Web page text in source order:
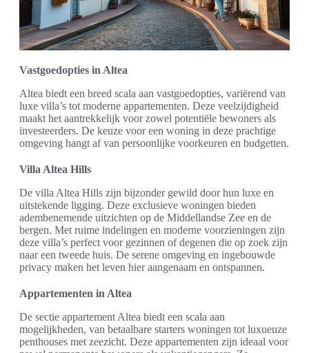
Vastgoedopties in Altea
Altea biedt een breed scala aan vastgoedopties, variërend van
luxe villa’s tot moderne appartementen. Deze veelzijdigheid
maakt het aantrekkelijk voor zowel potentiële bewoners als
investeerders. De keuze voor een woning in deze prachtige
omgeving hangt af van persoonlijke voorkeuren en budgetten.
Villa Altea Hills
De villa Altea Hills zijn bijzonder gewild door hun luxe en
uitstekende ligging. Deze exclusieve woningen bieden
adembenemende uitzichten op de Middellandse Zee en de
bergen. Met ruime indelingen en moderne voorzieningen zijn
deze villa’s perfect voor gezinnen of degenen die op zoek zijn
naar een tweede huis. De serene omgeving en ingebouwde
privacy maken het leven hier aangenaam en ontspannen.
Appartementen in Altea
De sectie appartement Altea biedt een scala aan
mogelijkheden, van betaalbare starters woningen tot luxueuze
penthouses met zeezicht. Deze appartementen zijn ideaal voor